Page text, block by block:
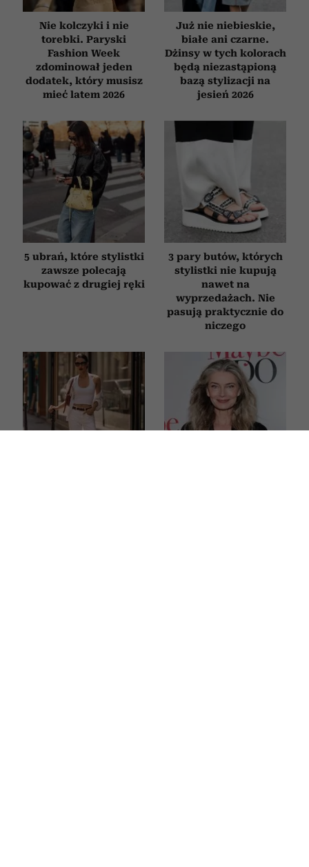
Nie kolczyki i nie
torebki. Paryski
Fashion Week
zdominował jeden
dodatek, który musisz
mieć latem 2026
Już nie niebieskie,
białe ani czarne.
Dżinsy w tych kolorach
będą niezastąpioną
bazą stylizacji na
jesień 2026
5 ubrań, które stylistki
zawsze polecają
kupować z drugiej ręki
3 pary butów, których
stylistki nie kupują
nawet na
wyprzedażach. Nie
pasują praktycznie do
niczego